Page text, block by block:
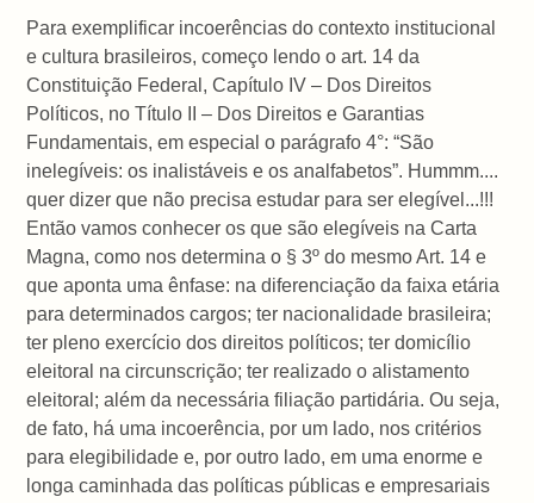
Para exemplificar incoerências do contexto institucional
e cultura brasileiros, começo lendo o art. 14 da
Constituição Federal, Capítulo IV – Dos Direitos
Políticos, no Título II – Dos Direitos e Garantias
Fundamentais, em especial o parágrafo 4°: “São
inelegíveis: os inalistáveis e os analfabetos”. Hummm....
quer dizer que não precisa estudar para ser elegível...!!!
Então vamos conhecer os que são elegíveis na Carta
Magna, como nos determina o § 3º do mesmo Art. 14 e
que aponta uma ênfase: na diferenciação da faixa etária
para determinados cargos; ter nacionalidade brasileira;
ter pleno exercício dos direitos políticos; ter domicílio
eleitoral na circunscrição; ter realizado o alistamento
eleitoral; além da necessária filiação partidária. Ou seja,
de fato, há uma incoerência, por um lado, nos critérios
para elegibilidade e, por outro lado, em uma enorme e
longa caminhada das políticas públicas e empresariais